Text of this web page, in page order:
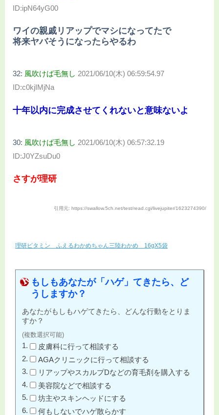
ID:ipN64yG00
ワイの親戚リアップでマシになってたで
将来ヤバそうになったらやるわ
32: 風吹けば毛無し 2021/06/10(木) 06:59:54.97
ID:c0kjIMjNa
十年以内に完成させてくれないと意味ないよ
30: 風吹けば毛無し 2021/06/10(木) 06:57:32.19
ID:J0YZsuDu0
さすが理研
引用元: https://swallow.5ch.net/test/read.cgi/livejupiter/1623274390/
理研ビタミン ふえるわかめちゃん三陸わかめ 16gX5袋
もしもあなたが「ハゲ」てきたら、ど
うしますか？
あなたがもしもハゲてきたら、どんな行動をとりま
すか？
(複数選択可能)
皮膚科に行って相談する
AGAクリニックに行って相談する
リアップやスカルプDなどの育毛剤を購入する
美容院などで相談する
坊主やスキンヘッドにする
何もしないでハゲ散らかす